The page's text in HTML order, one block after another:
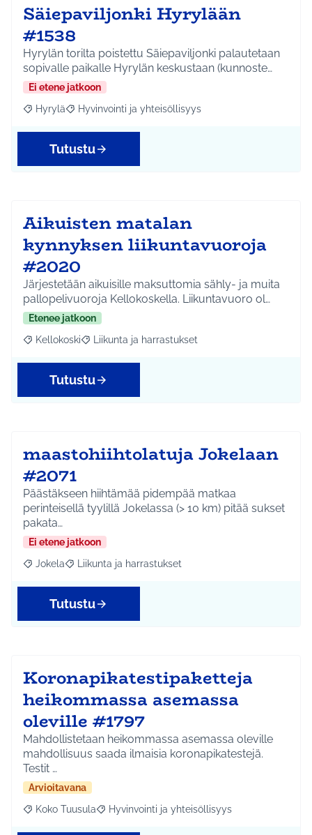
Säiepaviljonki Hyrylään
#1538
Hyrylän torilta poistettu Säiepaviljonki palautetaan
sopivalle paikalle Hyrylän keskustaan (kunnoste…
Ei etene jatkoon
Rajaa tulokset aihepiirin mukaan: Hyrylä
Hyrylä Rajaa tulokset teeman mukaan: Hyvinvointi ja
Hyvinvointi ja yhteisöllisyys
Tutustu
Aikuisten matalan
kynnyksen liikuntavuoroja
#2020
Järjestetään aikuisille maksuttomia sähly- ja muita
pallopelivuoroja Kellokoskella. Liikuntavuoro ol…
Etenee jatkoon
Rajaa tulokset aihepiirin mukaan: Kellokoski
Kellokoski Rajaa tulokset teeman mukaan: Liikunta ja
Liikunta ja harrastukset
Tutustu
maastohiihtolatuja Jokelaan
#2071
Päästäkseen hiihtämää pidempää matkaa
perinteisellä tyylillä Jokelassa (> 10 km) pitää sukset
pakata…
Ei etene jatkoon
Rajaa tulokset aihepiirin mukaan: Jokela
Jokela Rajaa tulokset teeman mukaan: Liikunta ja
Liikunta ja harrastukset
Tutustu
Koronapikatestipaketteja
heikommassa asemassa
oleville #1797
Mahdollistetaan heikommassa asemassa oleville
mahdollisuus saada ilmaisia koronapikatestejä.
Testit …
Arvioitavana
Rajaa tulokset aihepiirin mukaan: Koko Tuusula
Koko Tuusula Rajaa tulokset teeman mukaan: Hyvinvointi ja
Hyvinvointi ja yhteisöllisyys